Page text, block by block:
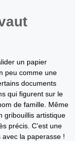
un papier
peu comme une
documents
qui figurent sur le
de famille. Même
gribouillis artistique
précis. C’est une
la paperasse !